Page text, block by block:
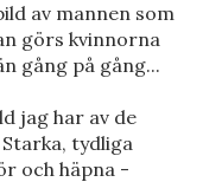
av mannen som
görs kvinnorna
gång på gång...
jag har av de
tydliga
och häpna -